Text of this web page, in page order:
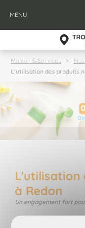
MENU
Maison & Services
L'utilisation des produits
L'utilisation
à Redon
Un engagement fort